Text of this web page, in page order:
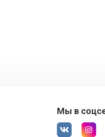
Мы в